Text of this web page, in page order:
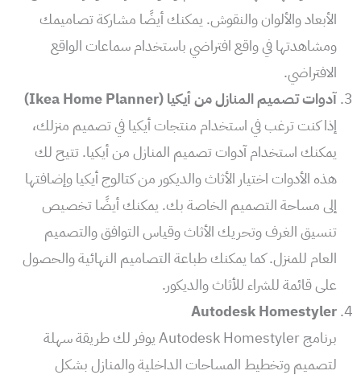
الأبعاد والألوان والنقوش. يمكنك أيضًا مشاركة تصاميمك
ومشاهدتها في واقع افتراضي باستخدام سماعات الواقع
الافتراضي.
آدوات تصميم المنازل من أيكيا (Ikea Home Planner)
إذا كنت ترغب في استخدام منتجات أيكيا في تصميم منزلك،
يمكنك استخدام آدوات تصميم المنازل من أيكيا. تتيح لك
هذه الأدوات اختيار الأثاث والديكور من كتالوج أيكيا وإضافتها
إلى مساحة التصميم الخاصة بك. يمكنك أيضًا تخصيص
تنسيق الغرف وتحريك الأثاث وقياس التوافق والتصميم
العام للمنزل. كما يمكنك طباعة التصاميم النهائية والحصول
على قائمة للشراء للأثاث والديكور.
Autodesk Homestyler
برنامج Autodesk Homestyler يوفر لك طريقة سهلة
لتصميم وتخطيط المساحات الداخلية والمنازل بشكل